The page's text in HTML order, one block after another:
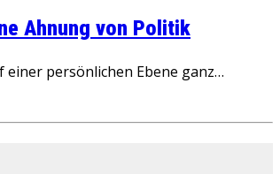
Ahnung von Politik
einer persönlichen Ebene ganz…